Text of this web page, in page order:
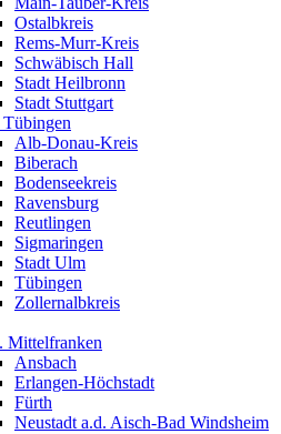
Ostalbkreis
Rems-Murr-Kreis
Schwäbisch Hall
Stadt Heilbronn
Stadt Stuttgart
Alb-Donau-Kreis
Biberach
Bodenseekreis
Ravensburg
Reutlingen
Sigmaringen
Stadt Ulm
Tübingen
Zollernalbkreis
Mittelfranken
Ansbach
Erlangen-Höchstadt
Fürth
Neustadt a.d. Aisch-Bad Windsheim